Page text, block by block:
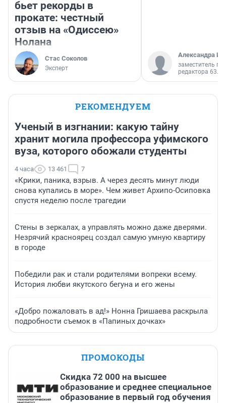
бьет рекорды в
прокате: честный
отзыв на «Одиссею»
Нолана
Стас Соколов
Эксперт
Александра
заместитель
редактора 63.RU
РЕКОМЕНДУЕМ
Ученый в изгнании: какую тайну
хранит могила профессора уфимского
вуза, которого обожали студенты
4 часа 13 461 7
«Крики, паника, взрыв. А через десять минут люди
снова купались в море». Чем живет Архипо-Осиповка
спустя неделю после трагедии
Стены в зеркалах, а управлять можно даже дверями.
Незрячий красноярец создал самую умную квартиру
в городе
Победили рак и стали родителями вопреки всему.
История любви якутского бегуна и его жены
«Добро пожаловать в ад!» Нонна Гришаева раскрыла
подробности съемок в «Папиных дочках»
ПРОМОКОДЫ
Скидка 72 000 на высшее
образование и среднее специальное
образование в первый год обучения